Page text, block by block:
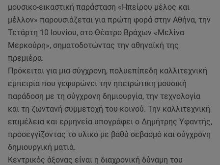
μουσικο-εικαστική παράσταση «Ηπείρου μέλος και
μέλλον» παρουσιάζεται για πρώτη φορά στην Αθήνα, την
Τετάρτη 10 Ιουνίου, στο Θέατρο Βράχων «Μελίνα
Μερκούρη», σηματοδοτώντας την αθηναϊκή της
πρεμιέρα.
Πρόκειται για μια σύγχρονη, πολυεπίπεδη καλλιτεχνική
εμπειρία που γεφυρώνει την ηπειρώτικη μουσική
παράδοση με τη σύγχρονη δημιουργία, την τεχνολογία
και τη ζωντανή συμμετοχή του κοινού. Την καλλιτεχνική
επιμέλεια και ερμηνεία υπογράφει ο Δημήτρης Υφαντής,
προσεγγίζοντας το υλικό με βαθύ σεβασμό και σύγχρονη
δημιουργική ματιά.
Κεντρικός άξονας είναι η διαχρονική δύναμη του